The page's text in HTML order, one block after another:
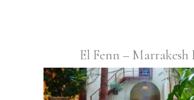
El Fenn – Marrakesh